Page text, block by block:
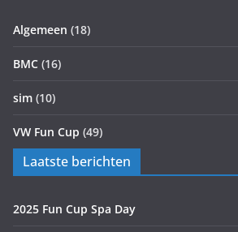
Algemeen (18)
BMC (16)
sim (10)
VW Fun Cup (49)
Laatste berichten
2025 Fun Cup Spa Day